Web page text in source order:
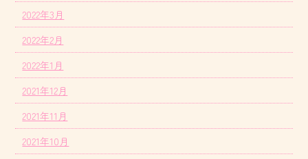
2022年3月
2022年2月
2022年1月
2021年12月
2021年11月
2021年10月